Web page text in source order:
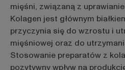
mięśni, związaną z
Kolagen jest głównym
przyczynia się do wzrostu i
mięśniowej oraz do
Stosowanie preparatów z
pozytywny wpływ na